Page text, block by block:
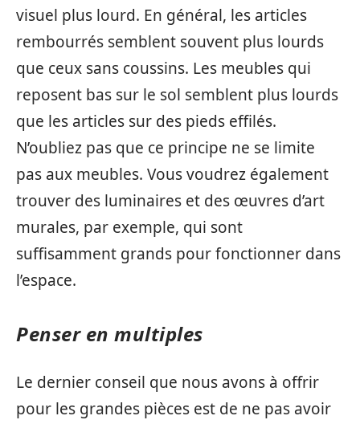
visuel plus lourd. En général, les articles
rembourrés semblent souvent plus lourds
que ceux sans coussins. Les meubles qui
reposent bas sur le sol semblent plus lourds
que les articles sur des pieds effilés.
N’oubliez pas que ce principe ne se limite
pas aux meubles. Vous voudrez également
trouver des luminaires et des œuvres d’art
murales, par exemple, qui sont
suffisamment grands pour fonctionner dans
l’espace.
Penser en multiples
Le dernier conseil que nous avons à offrir
pour les grandes pièces est de ne pas avoir